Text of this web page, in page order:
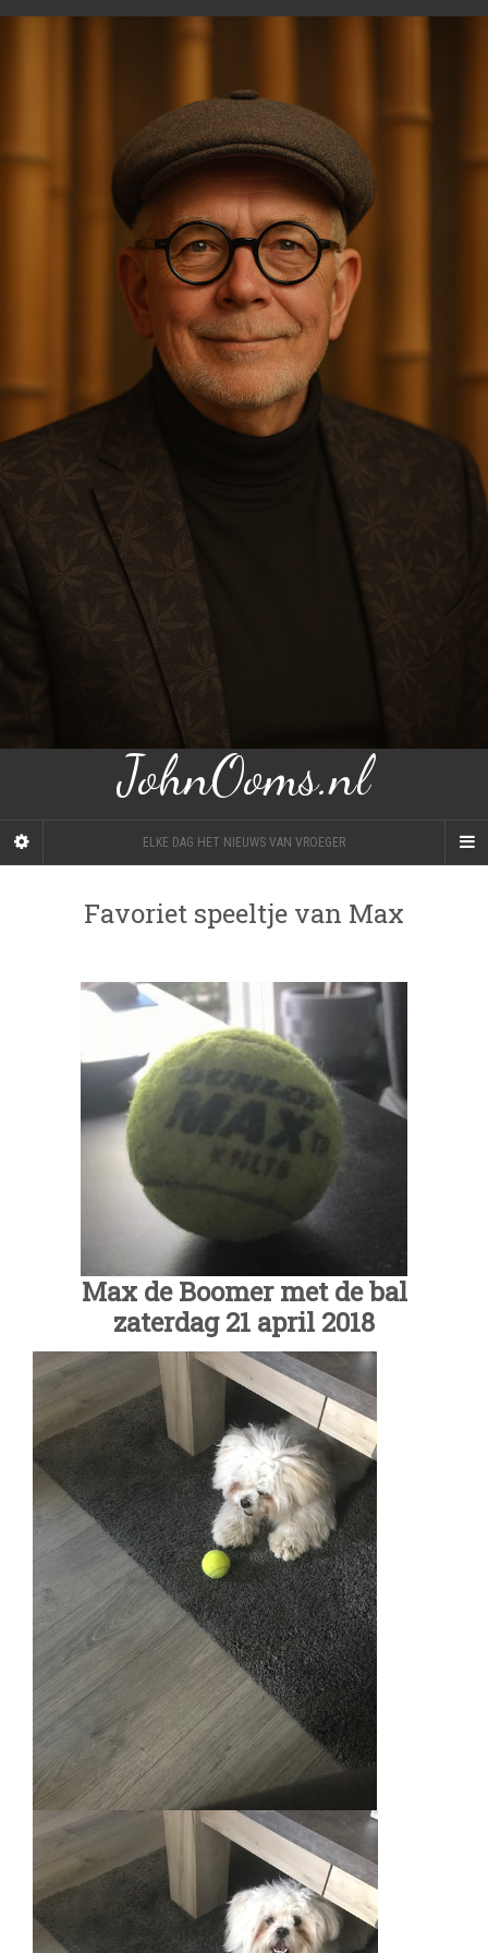
JohnOoms.nl
ELKE DAG HET NIEUWS VAN VROEGER
Favoriet speeltje van Max
Max de Boomer met de bal
zaterdag 21 april 2018